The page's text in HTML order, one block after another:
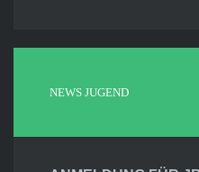
NEWS JUGEND